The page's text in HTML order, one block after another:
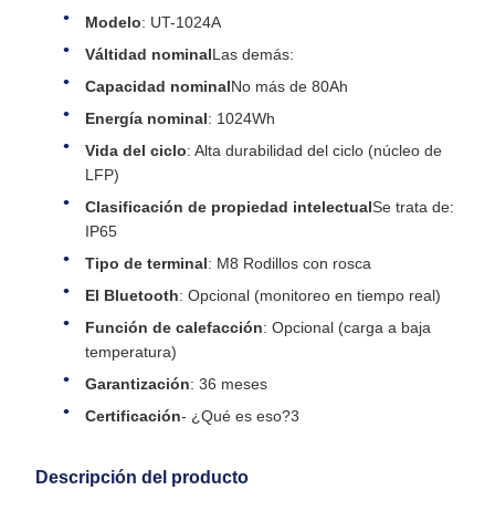
Modelo: UT-1024A
Válti­dad nominalLas demás:
Capacidad nominalNo más de 80Ah
Energía nominal: 1024Wh
Vida del ciclo: Alta durabilidad del ciclo (núcleo de
LFP)
Clasificación de propiedad intelectualSe trata de:
IP65
Tipo de terminal: M8 Rodillos con rosca
El Bluetooth: Opcional (monitoreo en tiempo real)
Función de calefacción: Opcional (carga a baja
temperatura)
Garantización: 36 meses
Certificación- ¿Qué es eso?3
Descripción del producto